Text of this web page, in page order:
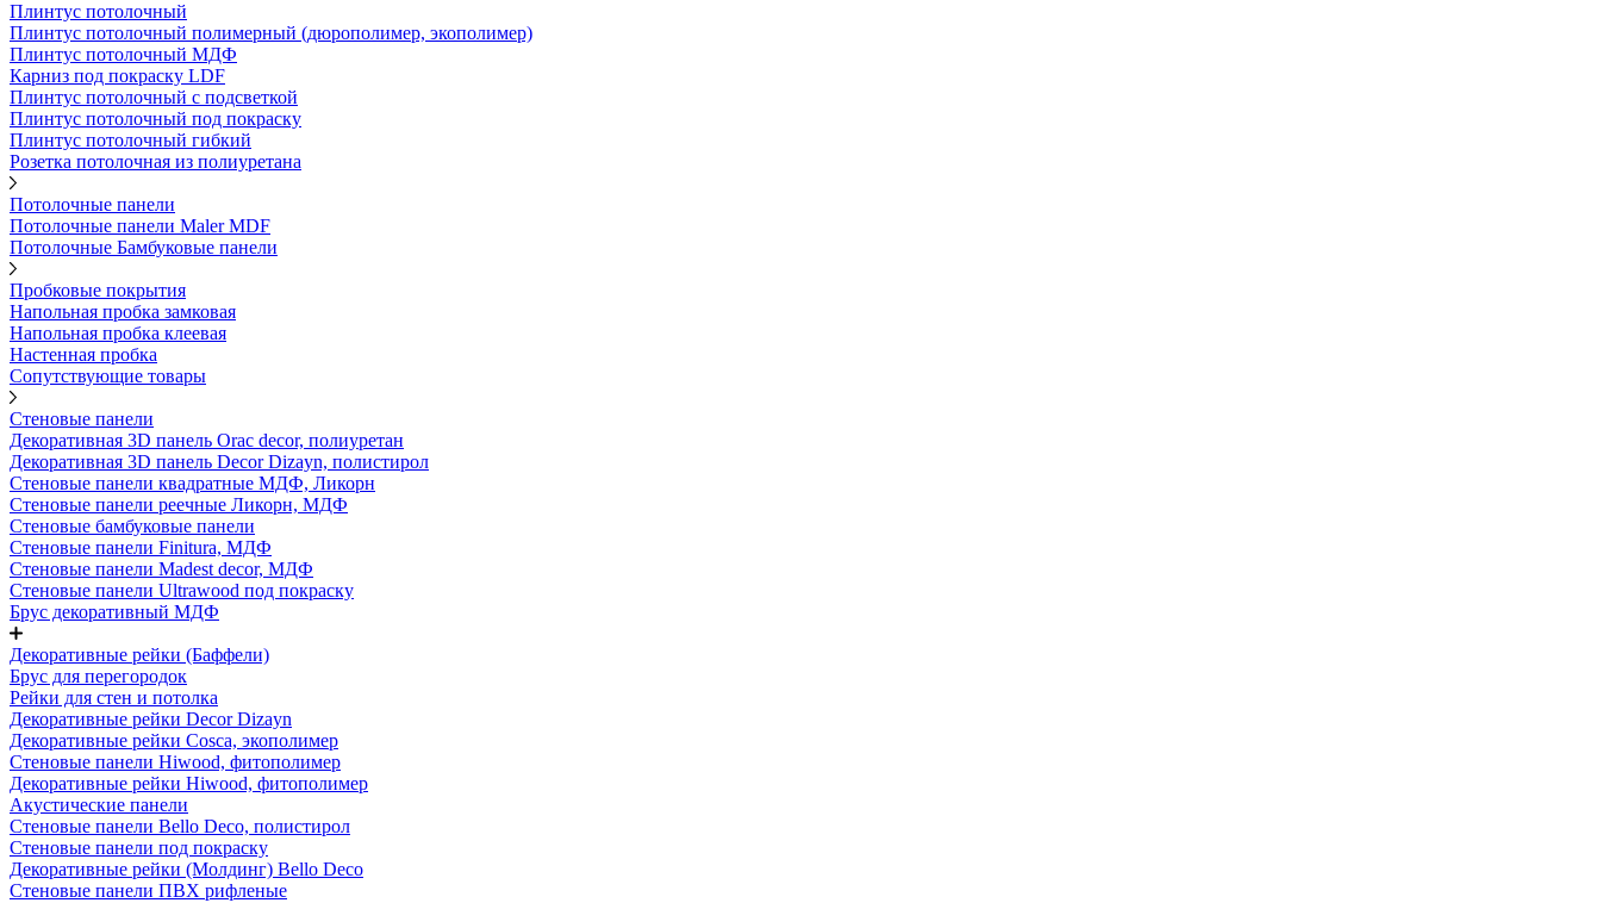
Плинтус потолочный
Плинтус потолочный полимерный (дюрополимер, экополимер)
Плинтус потолочный МДФ
Карниз под покраску LDF
Плинтус потолочный с подсветкой
Плинтус потолочный под покраску
Плинтус потолочный гибкий
Розетка потолочная из полиуретана
Потолочные панели
Потолочные панели Maler MDF
Потолочные Бамбуковые панели
Пробковые покрытия
Напольная пробка замковая
Напольная пробка клеевая
Настенная пробка
Сопутствующие товары
Стеновые панели
Декоративная 3D панель Orac decor, полиуретан
Декоративная 3D панель Decor Dizayn, полистирол
Стеновые панели квадратные МДФ, Ликорн
Стеновые панели реечные Ликорн, МДФ
Стеновые бамбуковые панели
Стеновые панели Finitura, МДФ
Стеновые панели Madest decor, МДФ
Стеновые панели Ultrawood под покраску
Брус декоративный МДФ
Декоративные рейки (Баффели)
Брус для перегородок
Рейки для стен и потолка
Декоративные рейки Decor Dizayn
Декоративные рейки Cosca, экополимер
Стеновые панели Hiwood, фитополимер
Декоративные рейки Hiwood, фитополимер
Акустические панели
Стеновые панели Bello Deco, полистирол
Стеновые панели под покраску
Декоративные рейки (Молдинг) Bello Deco
Стеновые панели ПВХ рифленые